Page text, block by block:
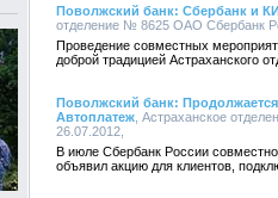
Поволжский банк: Сбербанк и
отделение № 8625 ОАО Сбербанк
Проведение совместных
доброй традицией Астраханского
Поволжский банк:
Автоплатеж , Астраханское
26.07.2012,
В июле Сбербанк России
объявил акцию для клиентов,